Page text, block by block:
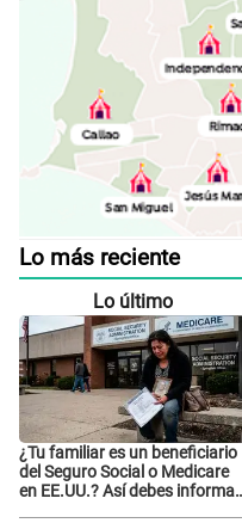
Lo más reciente
Lo último
¿Tu familiar es un beneficiario
del Seguro Social o Medicare
en EE.UU.? Así debes informar